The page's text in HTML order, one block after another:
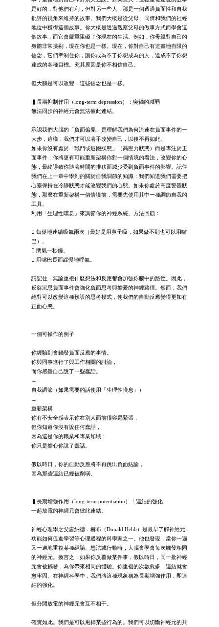
是好的，對他們有利，但對另一些人，那是一個透過負面性和自我
批評的視角來維持的故事。我們大概是從父母、同儕和我們的社經
地位中獲得這個故事。你大概是透過觀察父母的做事方式而學會這
個故事，而它會嚴重阻礙了你現在的生活。例如，你母親對自己的
身體非常挑剔，現在你也是一樣。現在，你對自己有這畫地自限的
信念，它們牽制住你，讓你成為不了你想成為的人，達成不了你想
達成的各種目標。究其原因是你不相信自己。
但大腦是可以改變，這些信念也是一樣。
▍長期抑制作用（long-term depression）：突觸的減弱
無法同步的神經元會無法彼此連結。
承認我們大腦的「負面偏見」是理解我們為何流連在負面事件的一
大步，這樣，我們才可以著手改變自己，以後不再如此。
如果你沒有處於「戰鬥或逃跑狀態」（高壓力狀態）而是專注於正
面事件，你將更有可能重新架構你對一個情境的看法，改變你的心
態，最終導致你隨著時間的推移而減少受到負面事件的影響。記住
我們在上一章中學到的關於自我調節的知識：我們知道我們需要把
心靈保持在冷靜狀態才能改變我們的心態。如果你處於高度警覺狀
態，那麼在重新架構一個情境前，需要先使用其中一種調節自我的
工具。
利用「生理性嘆息」來調節你的神經系統。方法回顧：
 短促地連續吸氣兩次（最好是用鼻子吸，如果做不到也可以用嘴
巴）。
 閉氣一秒鐘。
 用嘴巴長而緩慢地呼氣。
請記住，無論重複什麼想法和反應都會加強你腦中的路徑。因此，
反芻沉思負面事件會強化負面思考與擔憂的神經路徑。然而，我們
絕對可以改變這種預設的思考模式，使我們的自動反應變得更加有
正面心態。
一個可操作的例子
你經驗到會觸發負面反應的事情。
你與同事進行了與工作相關的討論，
而你感覺自己說了一些蠢話。
→
自我調節（如果需要的話使用「生理性嘆息」）
→
重新架構
你有不安全感表示你在別人面前很容易緊張，
但你知道你沒有說任何蠢話，
因為這是你的職業和專業領域；
你只是擔心你說了蠢話。
假以時日，你的自動反應將不再跳出負面結論，
因為那些連結已經被削弱。
▍長期增強作用（long-term potentiation）：連結的強化
一起放電的神經元會彼此連結。
神經心理學之父唐納德．赫布（Donald Hebb）是最早了解神經元
功能如何促進學習等心理過程的科學家之一。他也發現，當你一遍
又一遍地重複某種經驗、想法或行動時，大腦會學會每次觸發相同
的神經元。換言之，如果你反覆做某件事，假以時日，同一批神經
元會被觸發，為你帶來相同的體驗。你重複的次數愈多，連結就會
愈牢固。在神經科學中，我們將這種現象稱為長期增強作用，即連
結的強化。
但分開放電的神經元會互不相干。
確實如此。我們是可以甩掉某些行為的。我們可以切斷神經元的共